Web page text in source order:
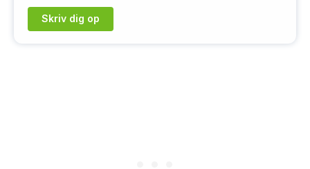
(
P
D